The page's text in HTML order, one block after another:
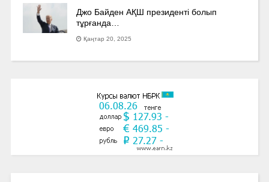
Джо Байден АҚШ президенті болып
тұрғанда…
Қаңтар 20, 2025